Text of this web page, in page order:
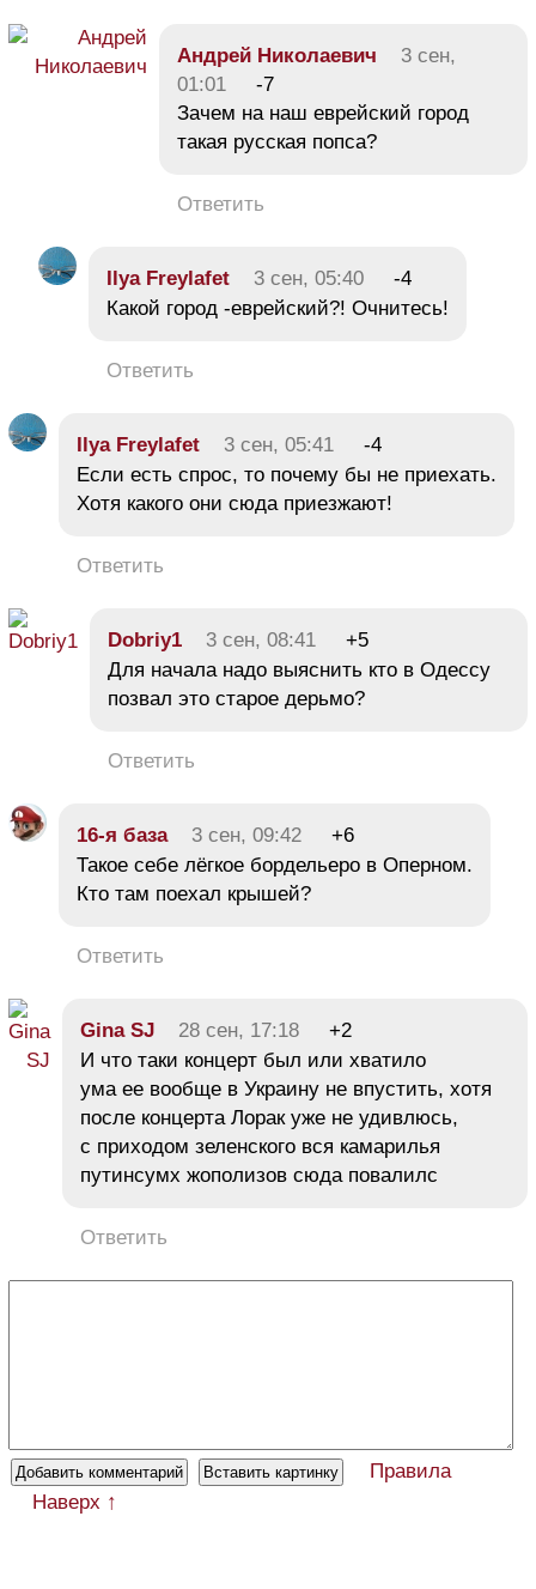
Андрей Николаевич
3 сен,
01:01
-7
Зачем на наш еврейский город
такая русская попса?
Ответить
Ilya Freylafet 3 сен, 05:40
-4
Какой город -еврейский?! Очнитесь!
Ответить
Ilya Freylafet 3 сен, 05:41
-4
Если есть спрос, то почему бы не приехать.
Хотя какого они сюда приезжают!
Ответить
Dobriy1 3 сен, 08:41
+5
Для начала надо выяснить кто в Одессу
позвал это старое дерьмо?
Ответить
16-я база 3 сен, 09:42
+6
Такое себе лёгкое бордельеро в Оперном.
Кто там поехал крышей?
Ответить
Gina SJ 28 сен, 17:18
+2
И что таки концерт был или хватило
ума ее вообще в Украину не впустить, хотя
после концерта Лорак уже не удивлюсь,
с приходом зеленского вся камарилья
путинсумх жополизов сюда повалилс
Ответить
Правила
Наверх ↑